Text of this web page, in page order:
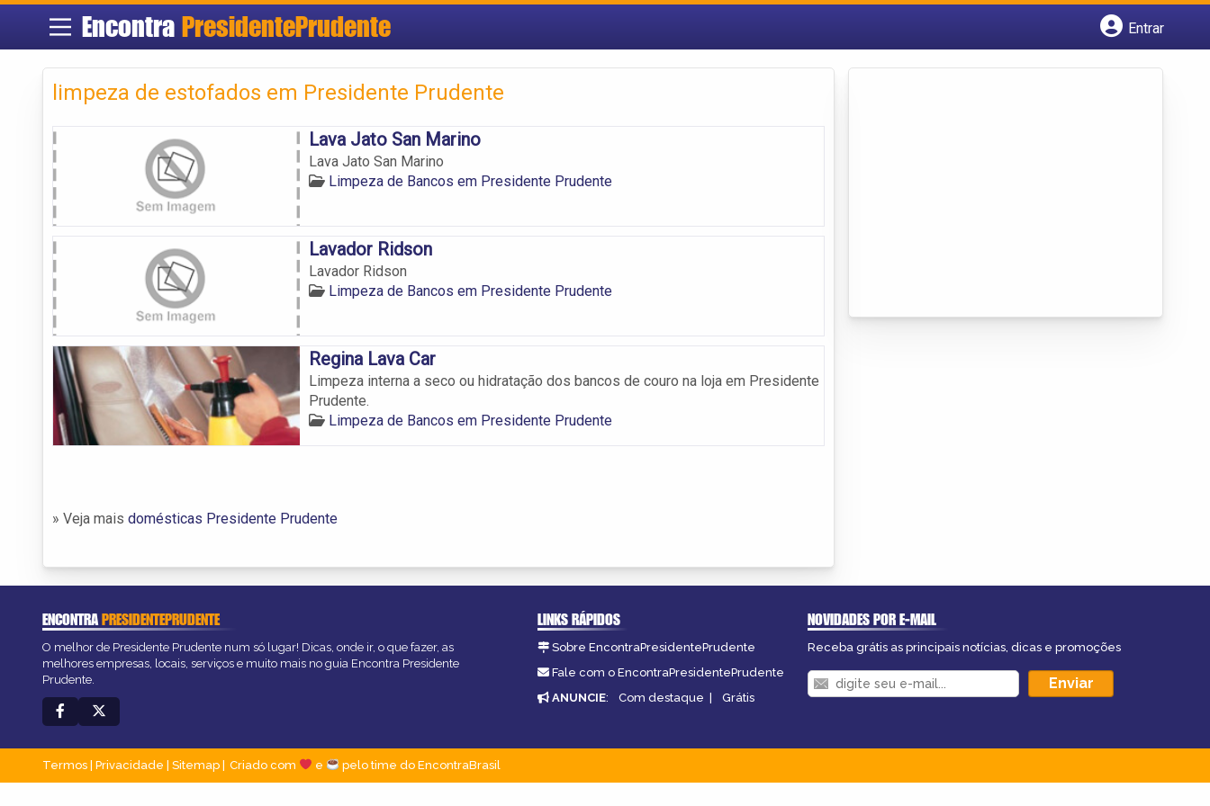
Encontra PresidentePrudente
Entrar
limpeza de estofados em Presidente Prudente
Lava Jato San Marino
Lava Jato San Marino
Limpeza de Bancos em Presidente Prudente
Lavador Ridson
Lavador Ridson
Limpeza de Bancos em Presidente Prudente
Regina Lava Car
Limpeza interna a seco ou hidratação dos bancos de couro na loja em Presidente
Prudente.
Limpeza de Bancos em Presidente Prudente
» Veja mais domésticas Presidente Prudente
ENCONTRAPRESIDENTEPRUDENTE
O melhor de Presidente Prudente num só lugar! Dicas, onde ir, o que fazer, as
melhores empresas, locais, serviços e muito mais no guia Encontra Presidente
Prudente.
LINKS RÁPIDOS
Sobre EncontraPresidentePrudente
Fale com o EncontraPresidentePrudente
ANUNCIE: Com destaque | Grátis
NOVIDADES POR E-MAIL
Receba grátis as principais notícias, dicas e promoções
Termos | Privacidade | Sitemap Criado com e pelo time do EncontraBrasil